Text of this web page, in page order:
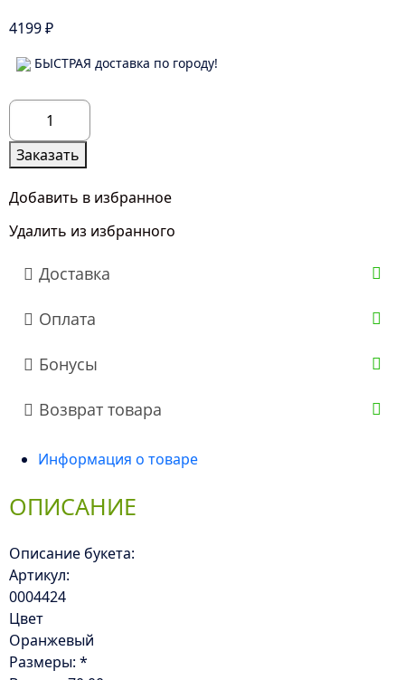
4199₽
БЫСТРАЯ доставка по городу!
Количество
товара
5
Оранжевых
Гладиолусов
Заказать
Добавить в избранное
Удалить из избранного
Доставка
Оплата
Бонусы
Возврат товара
Информация о товаре
ОПИСАНИЕ
Описание букета:
Артикул:
0004424
Цвет
Оранжевый
Размеры: *